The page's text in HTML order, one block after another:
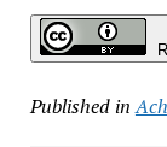
Published in